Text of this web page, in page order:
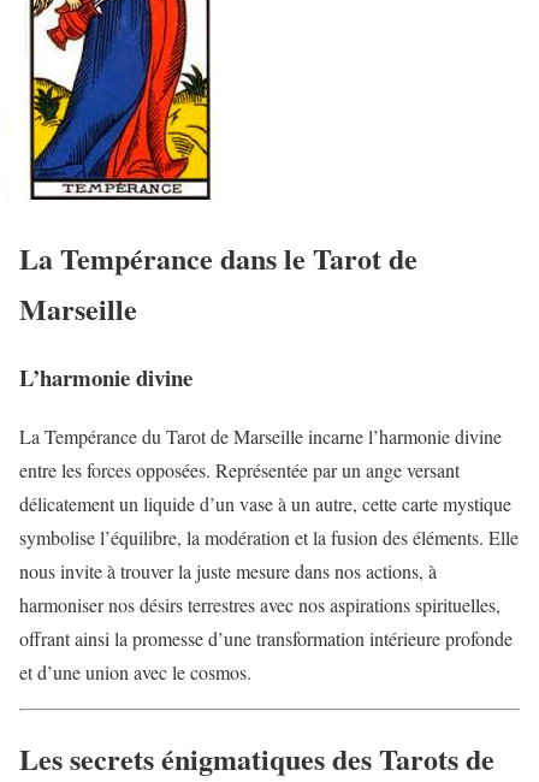
La Tempérance dans le Tarot de
Marseille
L’harmonie divine
La Tempérance du Tarot de Marseille incarne l’harmonie divine
entre les forces opposées. Représentée par un ange versant
délicatement un liquide d’un vase à un autre, cette carte mystique
symbolise l’équilibre, la modération et la fusion des éléments. Elle
nous invite à trouver la juste mesure dans nos actions, à
harmoniser nos désirs terrestres avec nos aspirations spirituelles,
offrant ainsi la promesse d’une transformation intérieure profonde
et d’une union avec le cosmos.
Les secrets énigmatiques des Tarots de